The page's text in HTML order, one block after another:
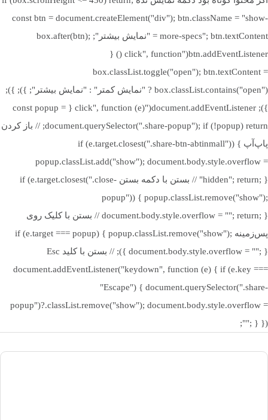
پایه قابل جداسازی دارد
قابلیت چرخش عمودی ( TILT ) دارد
میزان چرخش عمودی
ابعاد بدون پایه 610.5×90.4×362.5
ابعاد با پایه 610.5×249.8×451.6
قابلیت اتصال به دیوار
طراحی و ویرایش عکس: دقت رنگ فوق‌العاده در نمایش جزئیات.
کارهای اداری و روزمره:
نمایش واضح متون و رابط کاربری.
تماشای فیلم و سریال:نمایشگر خمیده با زاویه دید گسترده و رنگ‌های
زنده.
276CXF
در مقایسه با سایر مدل‌های موجود در بازار، این مانیتور ترکیبی از عملکرد
بالا و قیمت رقابتی را ارائه می‌دهد. برند MSI همواره به کیفیت ساخت و
نوآوری در محصولات خود معروف است، و مدل MAG 276CXF نیز از این
قاعده مستثنی نیست.
با توجه به امکاناتی مانند نرخ 280Hz، طراحی ارگونومیک و خمیده بودن
صفحه، می‌توان گفت این محصول از نظر ارزش خرید در رده‌ی بسیار
بالایی قرار دارد.
چرا خرید مانیتور MSI MAG 276CXF انتخابی هوشمندانه است؟
در یک نگاه، دلایل انتخاب این مدل را می‌توان چنین خلاصه کرد:
نرخ تازه‌سازی 280Hz برای تجربه روان گیمینگ
طراحی خمیده 1500R برای غوطه‌وری کامل در تصویر
const btn = document.createElement("div"); btn.className = "show-
more-specs"; btn.textContent = "نمایش بیشتر"; box.after(btn);
btn.addEventListener("click", function () {
box.classList.toggle("open"); btn.textContent =
box.classList.contains("open") ? "نمایش کمتر" : "نمایش بیشتر"; }); });
}); document.addEventListener("click", function (e) { const popup =
document.querySelector(".share-popup"); if (!popup) return; // باز کردن
پاپ‌آپ if (e.target.closest(".share-btn-abtinmall")) {
popup.classList.add("show"); document.body.style.overflow =
"hidden"; return; } // بستن با دکمه بستن if (e.target.closest(".close-
popup")) { popup.classList.remove("show");
document.body.style.overflow = ""; return; } // بستن با کلیک روی
پس‌زمینه if (e.target === popup) { popup.classList.remove("show");
document.body.style.overflow = ""; } }); // بستن با کلید Esc
document.addEventListener("keydown", function (e) { if (e.key ===
"Escape") { document.querySelector(".share-
popup")?.classList.remove("show"); document.body.style.overflow =
""; } });